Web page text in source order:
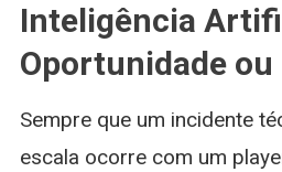
Inteligência
Oportunidade ou
Sempre que um incidente
escala ocorre com um